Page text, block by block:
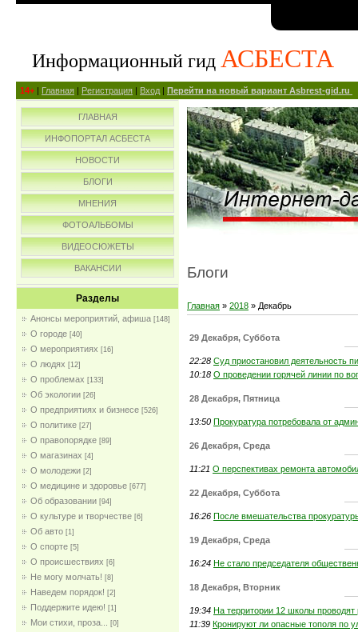
Информационный гид АСБЕСТА
14+ | Главная | Регистрация | Вход | Перейти на новый вариант Asbrest-gid.ru
ГЛАВНАЯ
ИНФОПОРТАЛ АСБЕСТА
НОВОСТИ
БЛОГИ
МНЕНИЯ
ФОТОАЛЬБОМЫ
ВИДЕОСЮЖЕТЫ
ВАКАНСИИ
Разделы
Анонсы мероприятий, афиша [148]
О городе [40]
О мероприятиях [16]
О людях [12]
О проблемах [133]
Об экологии [26]
О предприятиях и бизнесе [526]
О политике [27]
О правопорядке [89]
О магазинах [4]
О молодежи [2]
О медицине и здоровье [677]
Об образовании [94]
О культуре и творчестве [6]
Об авто [1]
О спорте [5]
О происшествиях [6]
Не могу молчать! [8]
Наведем порядок! [2]
Поддержите идею! [1]
Мои стихи, проза... [0]
Блоги
Главная » 2018 » Декабрь
29 Декабря, Суббота
22:28 Суд приостановил деятельность
10:18 О проведении горячей линии по
28 Декабря, Пятница
13:50 Прокуратура потребовала от
26 Декабря, Среда
11:21 О перспективах ремонта
22 Декабря, Суббота
16:26 После вмешательства
19 Декабря, Среда
16:24 Не стало председателя
18 Декабря, Вторник
19:34 На территории 12 школы
11:39 Кронируют ли опасные тополя по